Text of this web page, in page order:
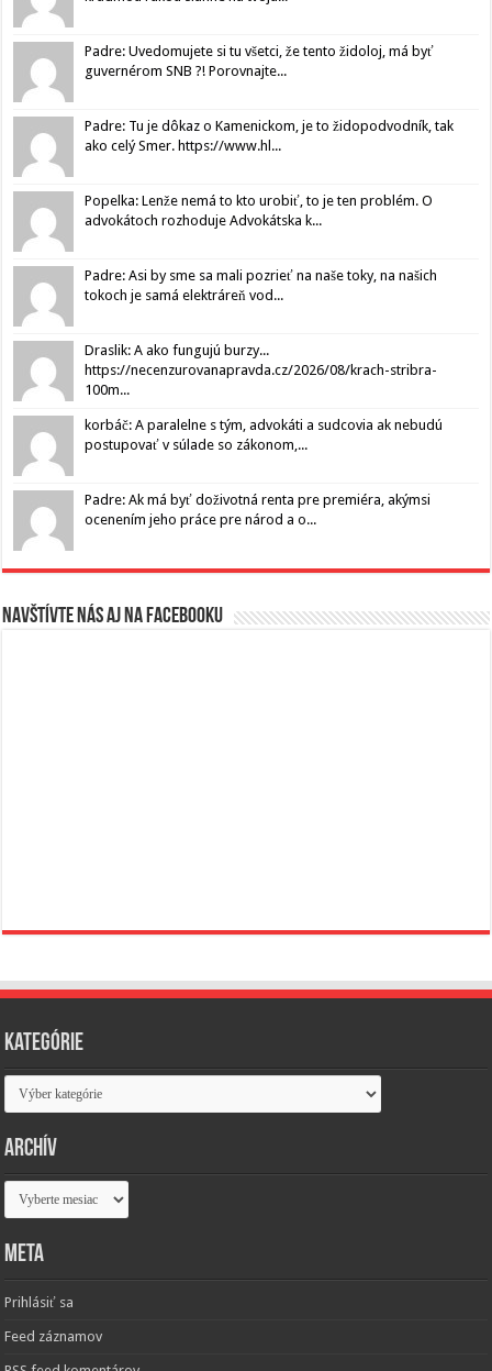
Padre: Uvedomujete si tu všetci, že tento židoloj, má byť
guvernérom SNB ?! Porovnajte...
Padre: Tu je dôkaz o Kamenickom, je to židopodvodník, tak
ako celý Smer. https://www.hl...
Popelka: Lenže nemá to kto urobiť, to je ten problém. O
advokátoch rozhoduje Advokátska k...
Padre: Asi by sme sa mali pozrieť na naše toky, na našich
tokoch je samá elektráreň vod...
Draslik: A ako fungujú burzy...
https://necenzurovanapravda.cz/2026/08/krach-stribra-
100m...
korbáč: A paralelne s tým, advokáti a sudcovia ak nebudú
postupovať v súlade so zákonom,...
Padre: Ak má byť doživotná renta pre premiéra, akýmsi
ocenením jeho práce pre národ a o...
Navštívte nás aj na Facebooku
Kategórie
Kategórie
Archív
Archív
Meta
Prihlásiť sa
Feed záznamov